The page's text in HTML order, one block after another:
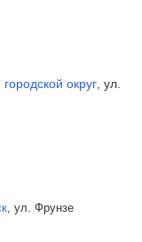
округ, ул.
, ул. Фрунзе